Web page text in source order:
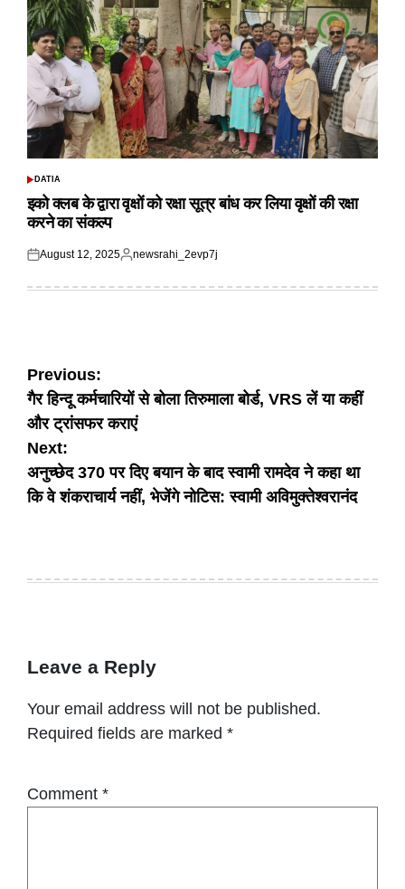
POSTED
DATIA
इको क्लब के द्वारा वृक्षों को रक्षा सूत्र बांध कर लिया वृक्षों की रक्षा
करने का संकल्प
Posted
August 12, 2025
Posted
newsrahi_2evp7j
Post
navigation
Previous:
गैर हिन्दू कर्मचारियों से बोला तिरुमाला बोर्ड, VRS लें या कहीं
और ट्रांसफर कराएं
Next:
अनुच्छेद 370 पर दिए बयान के बाद स्वामी रामदेव ने कहा था
कि वे शंकराचार्य नहीं, भेजेंगे नोटिस: स्वामी अविमुक्तेश्वरानंद
Leave a Reply
Your email address will not be published.
Required fields are marked *
Comment *